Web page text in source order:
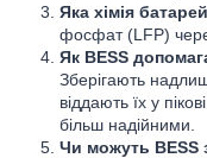
Яка хімія
фосфат (LFP) через
Як BESS
Зберігають
віддають їх у
більш надійними.
Чи можуть BESS